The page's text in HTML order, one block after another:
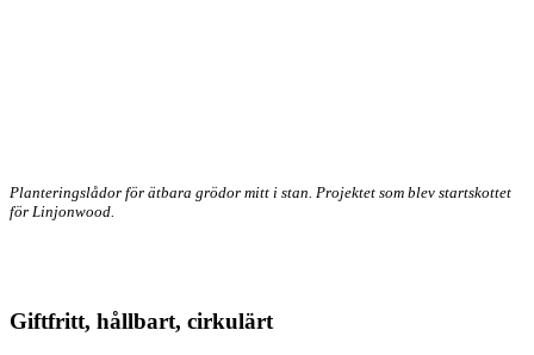
Planteringslådor för ätbara grödor mitt i stan. Projektet som blev startskottet
för Linjonwood.
Giftfritt, hållbart, cirkulärt